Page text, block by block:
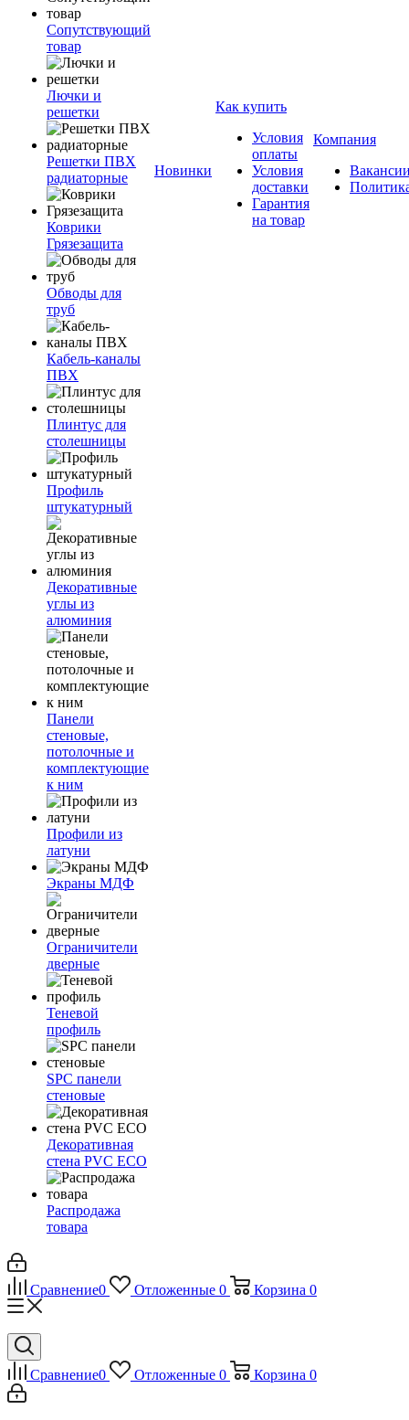
Сопутствующий
товар
Лючки и
решетки
Решетки ПВХ
радиаторные
Коврики
Грязезащита
Обводы для
труб
Кабель-каналы
ПВХ
Плинтус для
столешницы
Профиль
штукатурный
Декоративные
углы из
алюминия
Панели
стеновые,
потолочные и
комплектующие
к ним
Профили из
латуни
Экраны МДФ
Ограничители
дверные
Теневой
профиль
SPC панели
стеновые
Декоративная
стена PVC ECO
Распродажа
товара
Новинки
Как купить
Условия
оплаты
Условия
доставки
Гарантия
на товар
Компания
Сравнение0 Отложенные 0 Корзина 0
Сравнение0 Отложенные 0 Корзина 0